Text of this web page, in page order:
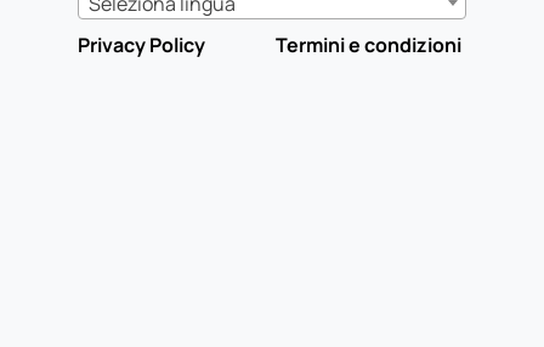
Privacy Policy
Termini e condizioni